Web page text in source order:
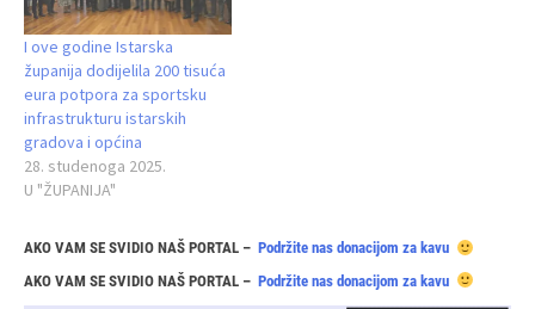
I ove godine Istarska
županija dodijelila 200 tisuća
eura potpora za sportsku
infrastrukturu istarskih
gradova i općina
28. studenoga 2025.
U "ŽUPANIJA"
AKO VAM SE SVIDIO NAŠ PORTAL – Podržite nas donacijom za kavu
AKO VAM SE SVIDIO NAŠ PORTAL – Podržite nas donacijom za kavu